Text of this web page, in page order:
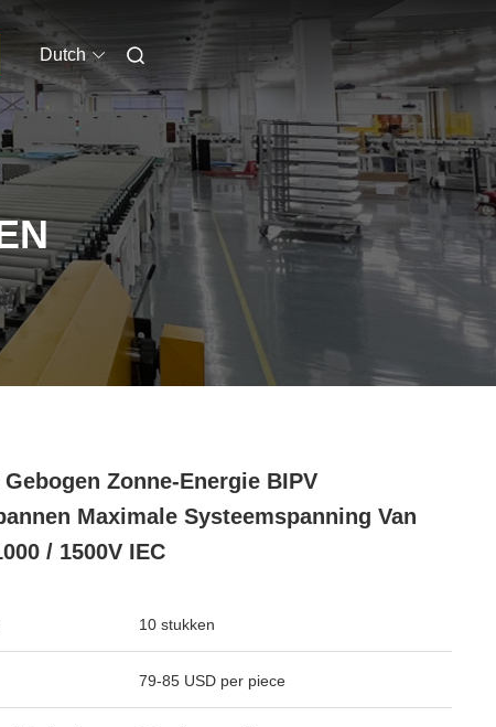
Dutch
Gebogen Zonne-Energie BIPV
Maximale Systeemspanning Van
/ 1500V IEC
10 stukken
79-85 USD per piece